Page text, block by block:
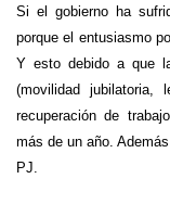
Si el gobierno ha
porque el entusiasmo
Y esto debido a que
(movilidad
recuperación de
más de un año.
PJ.